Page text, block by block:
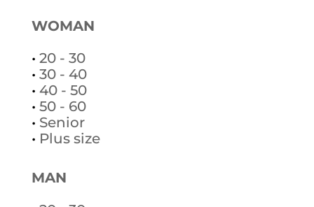
WOMAN
• 20 - 30
• 30 - 40
• 40 - 50
• 50 - 60
• Senior
• Plus size
MAN